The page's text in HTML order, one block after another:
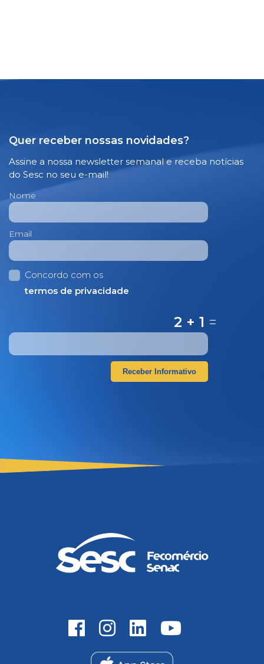
Quer receber nossas novidades?
Assine a nossa newsletter semanal e receba notícias
do Sesc no seu e-mail!
Nome
Email
Concordo com os
termos de privacidade
2 + 1 =
Receber Informativo